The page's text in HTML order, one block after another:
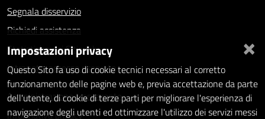
Segnala disservizio
Richiedi assistenza
Statistiche dei Siti web
Intranet - accesso riservato
Amministrazione trasparente
Informativa privacy
×
Impostazioni privacy
Questo Sito fa uso di cookie tecnici necessari al corretto
funzionamento delle pagine web e, previa accettazione da parte
dell'utente, di cookie di terze parti per migliorare l'esperienza di
navigazione degli utenti ed ottimizzare l'utilizzo dei servizi messi